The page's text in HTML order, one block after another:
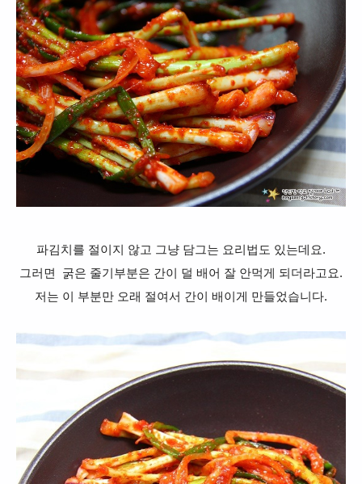
파김치를 절이지 않고 그냥 담그는 요리법도 있는데요.
그러면 굵은 줄기부분은 간이 덜 배어 잘 안먹게 되더라고요.
저는 이 부분만 오래 절여서 간이 배이게 만들었습니다.